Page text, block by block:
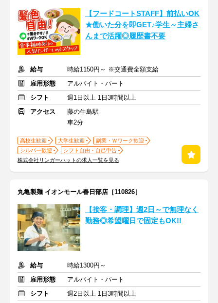
【フードコートSTAFF】前払いOK
★働いた分を即GET♪学生～主婦さ
んまで活躍◎履歴書不要
給与
時給1150円～ ※交通費全額支給
雇用形態
アルバイト・パート
シフト
週1日以上 1日3時間以上
アクセス
藤の牛島駅
車2分
高校生歓迎 大学生歓迎
副業・Ｗワーク歓迎
シルバー歓迎
シフト自由・自己申告
株式会社リンガーハットの求人一覧を見る
丸亀製麺 イオンモール春日部店［110826］
【接客・調理】週2日～で無理なく
勤務◎希望曜日で固定もOK!!
給与
時給1300円～
雇用形態
アルバイト・パート
シフト
週2日以上 1日3時間以上